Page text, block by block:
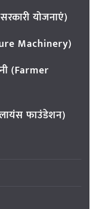
योजनाएं)
Machinery)
(Farmer
फाउंडेशन)